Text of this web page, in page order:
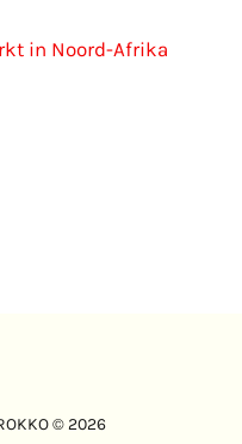
in Noord-Afrika
© 2026